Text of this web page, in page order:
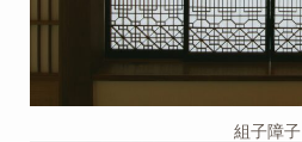
組子障子